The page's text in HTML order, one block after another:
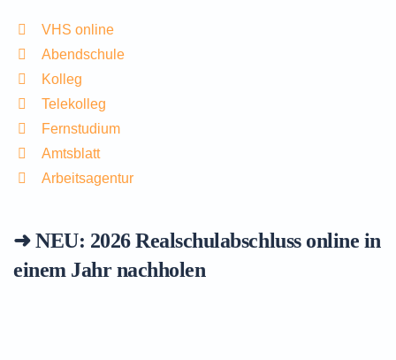
VHS online
Abendschule
Kolleg
Telekolleg
Fernstudium
Amtsblatt
Arbeitsagentur
➜ NEU: 2026Realschulabschluss online in
einem Jahr nachholen